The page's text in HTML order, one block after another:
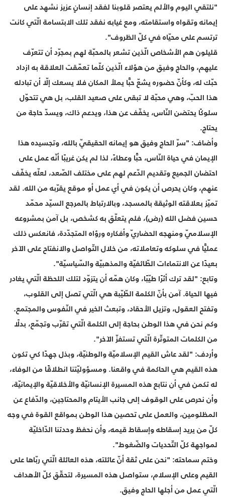
"نلتقي اليوم والألم يعتصر قلوبنا لفقد إنسانٍ عزيز نشهد على
إيمانه وتقواه واستقامته، ومع غيابه نفقد تلك الابتسامة الّتي كانت
ترتسم على محيّاه في كلّ الظروف".
قليلون هم الأشخاص الّذين تشعر بالمحبّة لهم بمجرّد أن تتعرّف
عليهم، والحاج وفيق من هؤلاء الّذين كلّما تعمّقت العلاقة به ازداد
حبّك له، وكأنّ حضوره يشعّ حبًّا يملأ المكان فلا يسعك إلّا أن تبادله
هذا الحبّ، وهي محبّة لا تبقى على صعيد القلب، بل هي تتحوّل
سلوكًا يحتضن النّاس، يخفّف عن هذا، ويدعم ذاك، ويسدّ حاجة من
يحتاج.
وأضاف: "سرّ الحاج وفيق هو إيمانه الحقيقيّ بالله، وتجسيده هذا
الإيمان في حياة النّاس، حبًّا وعطاءً، لذا لم يكن غريبًا أنّه عمل على
احتضان الجميع وتقديم الدّعم لهم على مختلف الصّعد، لعلّه يخفّف
عنهم، وكان يحرص أن يكون في أي عمل أو موقع يقرّبه من الله. لقد
تميّز بعلاقته الوثيقة بالمسجد، وبالارتباط بالمرجع السيّد محمّد
حسين فضل الله (رض)، فلم يتعلّق به كشخص، بل آمن بمشروعه
الإسلاميّ ومنهجه الحضاريّ وأفكاره ورؤاه المتجدّدة، فانعكس ذلك
عمليًّا في سلوكه وتعاملاته، من خلال التّواصل والانفتاح على الآخر
بعيدًا عن الانتماءات الطّائفيّة والمذهبيّة والسّياسيّة".
وتابع: "لقد ترك أثرًا طيّبًا، وكان همّه أن يتزوّد لتلك اللحظة الّتي يغادر
فيها الحياة. آمن بأنّ الكلمة الطّيّبة هي الّتي تصل إلى القلوب،
وتفتح العقول، وتزيل الأحقاد، وتبعث الخير في النّفوس والمجتمع.
وكم نحن في هذا الوطن بحاجة إلى الكلمة الّتي تقرّب وتجمّع، بدلًا
من الكلمات المتوتّرة الّتي تستفزّ الآخر".
وأردف: "لقد عاش القيم الإسلاميّة والوطنيّة، وبذل جهدًا كي تكون
هذه القيم هي الحاكمة في واقعنا. ومسؤوليّتنا انطلاقًا من الوفاء،
له تكمن في أن نتابع هذه المسيرة الإنسانيّة والأخلاقيّة والإيمانيّة،
وأن نحرص على الوقوف إلى جانب الأيتام والمحتاجين، والدّفاع عن
المظلومين، والعمل على تحصين هذا الوطن بمواقع القوة في وجه
كلّ من يريد إسقاطه وإسقاط قيمه، وأن نحفظ وحدتنا الدّاخليّة
لمواجهة كلّ التّحديات والضّغوط".
وختم سماحته: "نحن على ثقة أنّ عائلته، هذه العائلة الّتي ربّاها على
القيم وعلى الإسلام، ستواصل هذه المسيرة، لتحقّق كلّ الأهداف
الّتي عمل من أجلها الحاج وفيق.